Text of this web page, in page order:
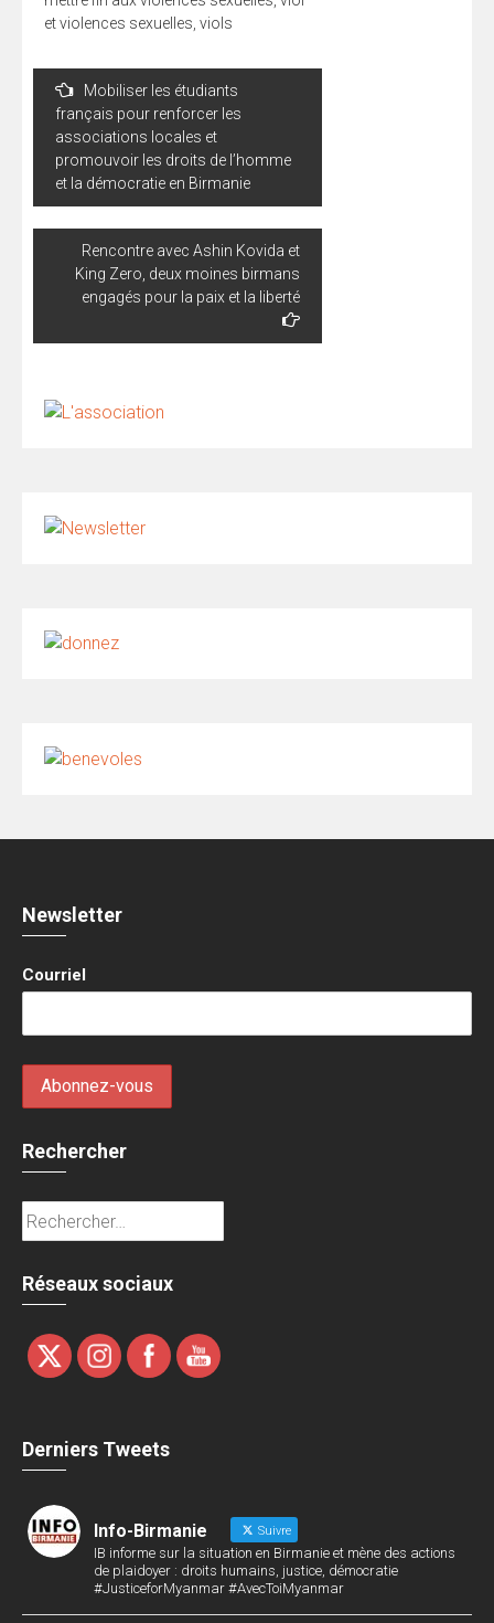
et violences sexuelles viols
Navigation
l’article
Mobiliser les étudiants
français pour renforcer les
associations locales et
promouvoir les droits de l’homme
et la démocratie en Birmanie
Rencontre avec Ashin Kovida et
King Zero, deux moines birmans
engagés pour la paix et la liberté
Newsletter
Courriel
Rechercher
Rechercher :
Réseaux sociaux
Derniers Tweets
Info-Birmanie Suivre
IB informe sur la situation en Birmanie et mène des actions
de plaidoyer : droits humains, justice, démocratie
#JusticeforMyanmar #AvecToiMyanmar